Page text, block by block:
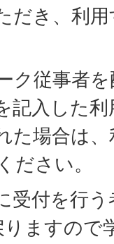
だき、利
ク従事者
記入した
た場合は
ださい。
受付を行
りますので